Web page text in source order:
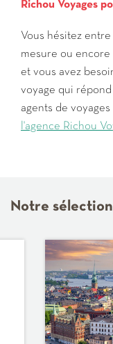
Richou Voyages
Vous hésitez
mesure ou
et vous avez
voyage qui
agents de
l'agence Richou
Notre